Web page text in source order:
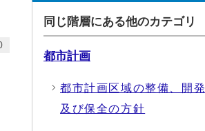
同じ階層にある他のカテゴリ
都市計画
都市計画区域の整備、開発
及び保全の方針